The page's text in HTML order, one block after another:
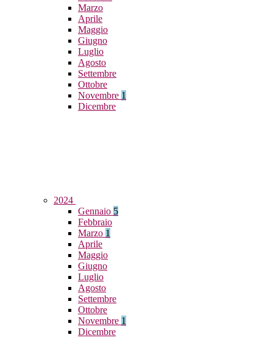
Marzo
Aprile
Maggio
Giugno
Luglio
Agosto
Settembre
Ottobre
Novembre 1
Dicembre
2024
Gennaio 5
Febbraio
Marzo 1
Aprile
Maggio
Giugno
Luglio
Agosto
Settembre
Ottobre
Novembre 1
Dicembre